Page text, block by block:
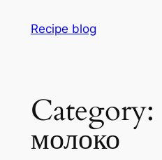
Recipe blog
Category:
молоко